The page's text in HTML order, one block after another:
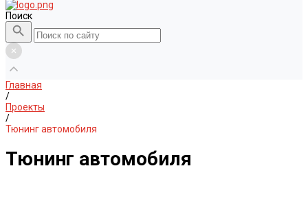
Поиск
Главная
/
Проекты
/
Тюнинг автомобиля
Тюнинг автомобиля